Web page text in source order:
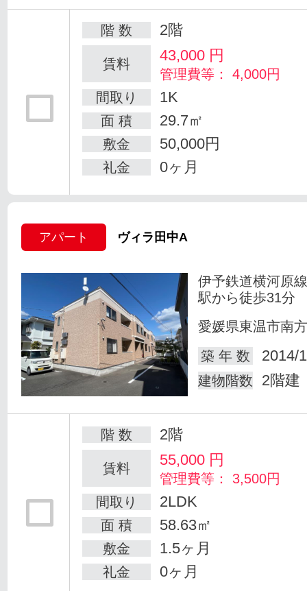
階 数 2階
賃料 43,000 円
管理費等： 4,000円
間取り
1K
面 積 29.7㎡
敷金 50,000円
礼金 0ヶ月
アパート ヴィラ田中A
伊予鉄道横河原
駅から徒歩31分
愛媛県東温市南方
築 年 数
2014/
建物階数 2階建
階 数 2階
賃料 55,000 円
管理費等： 3,500円
間取り
2LDK
面 積 58.63㎡
敷金 1.5ヶ月
礼金 0ヶ月